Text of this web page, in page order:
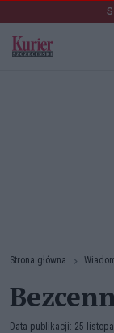
Strona główna
Data publikacji: 25